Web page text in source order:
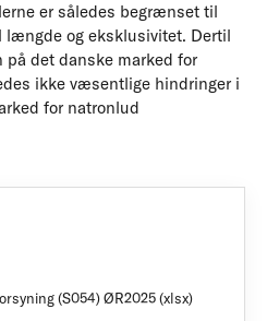
er således begrænset til
længde og eksklusivitet. Dertil
på det danske marked for
ikke væsentlige hindringer i
for natronlud
(S054) ØR2025 (xlsx)